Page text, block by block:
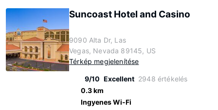
Suncoast Hotel and Casino
9090 Alta Dr, Las
Vegas, Nevada 89145, US
Térkép megjelenítése
9/10 Excellent 2948 értékelés
0.3 km
Ingyenes Wi-Fi